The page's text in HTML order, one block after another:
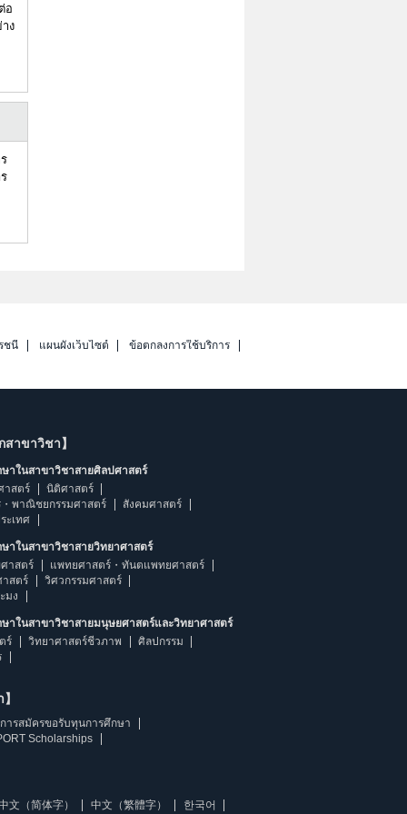
อ
ง
ชนี แผนผังเว็บไซต์
ข้อตกลงการใช้บริการ
สาขาวิชา】
าในสาขาวิชาสายศิลปศาสตร์
าสตร์
นิติศาสตร์
・พาณิชยกรรมศาสตร์
สังคมศาสตร์
ะเทศ
าในสาขาวิชาสายวิทยาศาสตร์
าสตร์
แพทยศาสตร์・ทันตแพทยศาสตร์
สตร์
วิศวกรรมศาสตร์
มง
าในสาขาวิชาสายมนุษยศาสตร์และวิทยาศาสตร์
ร์
วิทยาศาสตร์ชีวภาพ
ศิลปกรรม
การสมัครขอรับทุนการศึกษา
Scholarships
文（简体字） 中文（繁體字）
한국어